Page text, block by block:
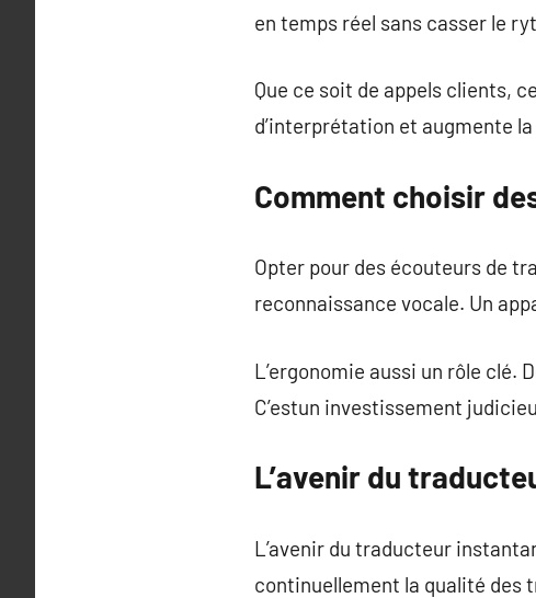
en temps réel sans casser le
Que ce soit de appels clients,
d’interprétation et augmente
Comment choisir
Opter pour des écouteurs de
reconnaissance vocale. Un
L’ergonomie aussi un rôle clé.
C’estun investissement
L’avenir du
L’avenir du traducteur
continuellement la qualité des